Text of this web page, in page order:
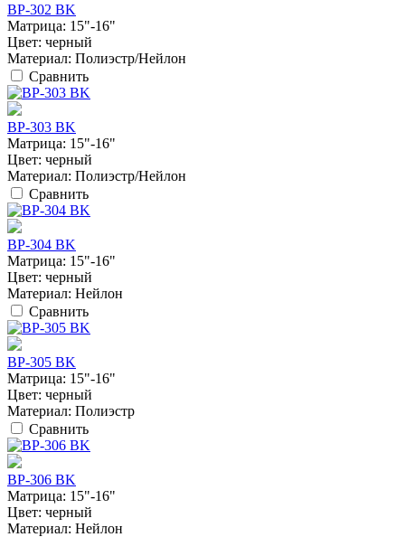
BP-302 BK
Матрица: 15"-16"
Цвет: черный
Материал: Полиэстр/Нейлон
Сравнить
BP-303 BK
Матрица: 15"-16"
Цвет: черный
Материал: Полиэстр/Нейлон
Сравнить
BP-304 BK
Матрица: 15"-16"
Цвет: черный
Материал: Нейлон
Сравнить
BP-305 BK
Матрица: 15"-16"
Цвет: черный
Материал: Полиэстр
Сравнить
BP-306 BK
Матрица: 15"-16"
Цвет: черный
Материал: Нейлон